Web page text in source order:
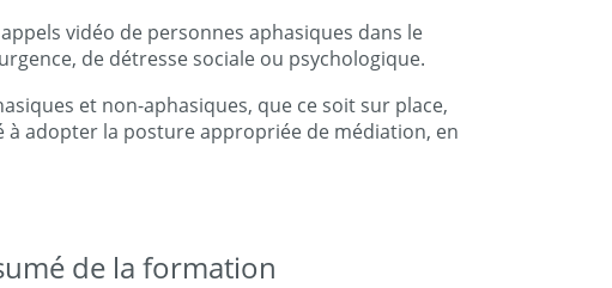
vidéo de personnes aphasiques dans le
de détresse sociale ou psychologique.
et non-aphasiques, que ce soit sur place,
à adopter la posture appropriée de médiation, en
de la formation